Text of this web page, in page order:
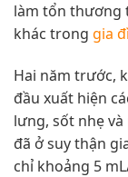
làm tổn thương
khác trong gia
Hai năm trước,
đầu xuất hiện
lưng, sốt nhẹ
đã ở suy thận
chỉ khoảng 5